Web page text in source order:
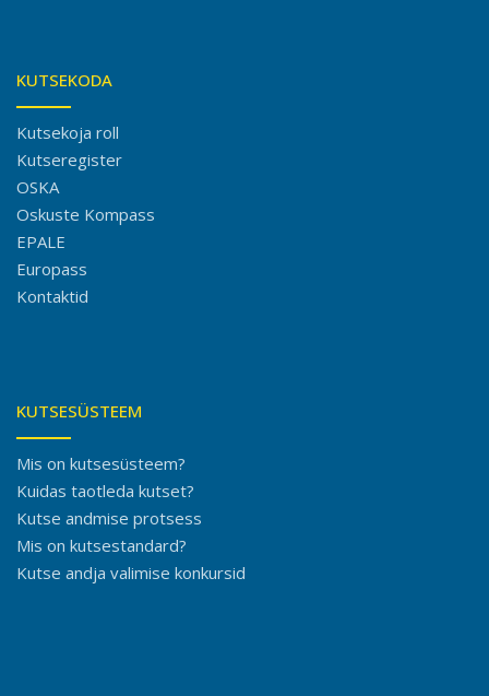
KUTSEKODA
Kutsekoja roll
Kutseregister
OSKA
Oskuste Kompass
EPALE
Europass
Kontaktid
KUTSESÜSTEEM
Mis on kutsesüsteem?
Kuidas taotleda kutset?
Kutse andmise protsess
Mis on kutsestandard?
Kutse andja valimise konkursid